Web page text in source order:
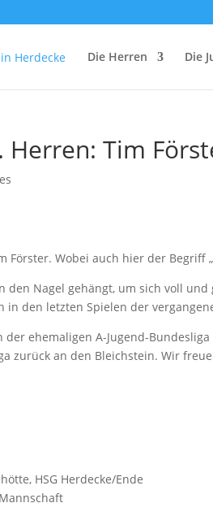
Die Herren Die
Herren: Tim
Förster. Wobei auch hier der Begriff
den Nagel gehängt, um sich voll
den letzten Spielen der
ehemaligen A-Jugend-
zurück an den Bleichstein. Wir
HSG Herdecke/Ende